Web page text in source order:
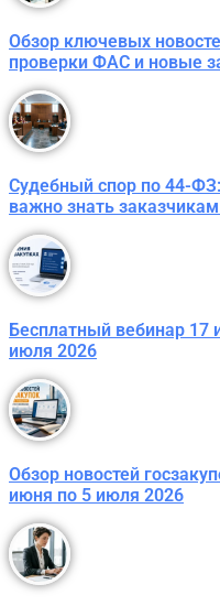
Обзор ключевых
проверки ФАС и новые
Судебный спор по 44-
важно знать
Бесплатный вебинар 17
июля 2026
Обзор новостей
июня по 5 июля 2026